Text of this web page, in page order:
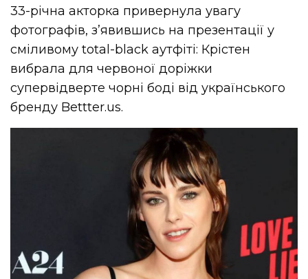
33-річна акторка привернула увагу
фотографів, з’явившись на презентації у
сміливому total-black аутфіті: Крістен
вибрала для червоної доріжки
супервідверте чорні боді від українського
бренду Bettter.us.